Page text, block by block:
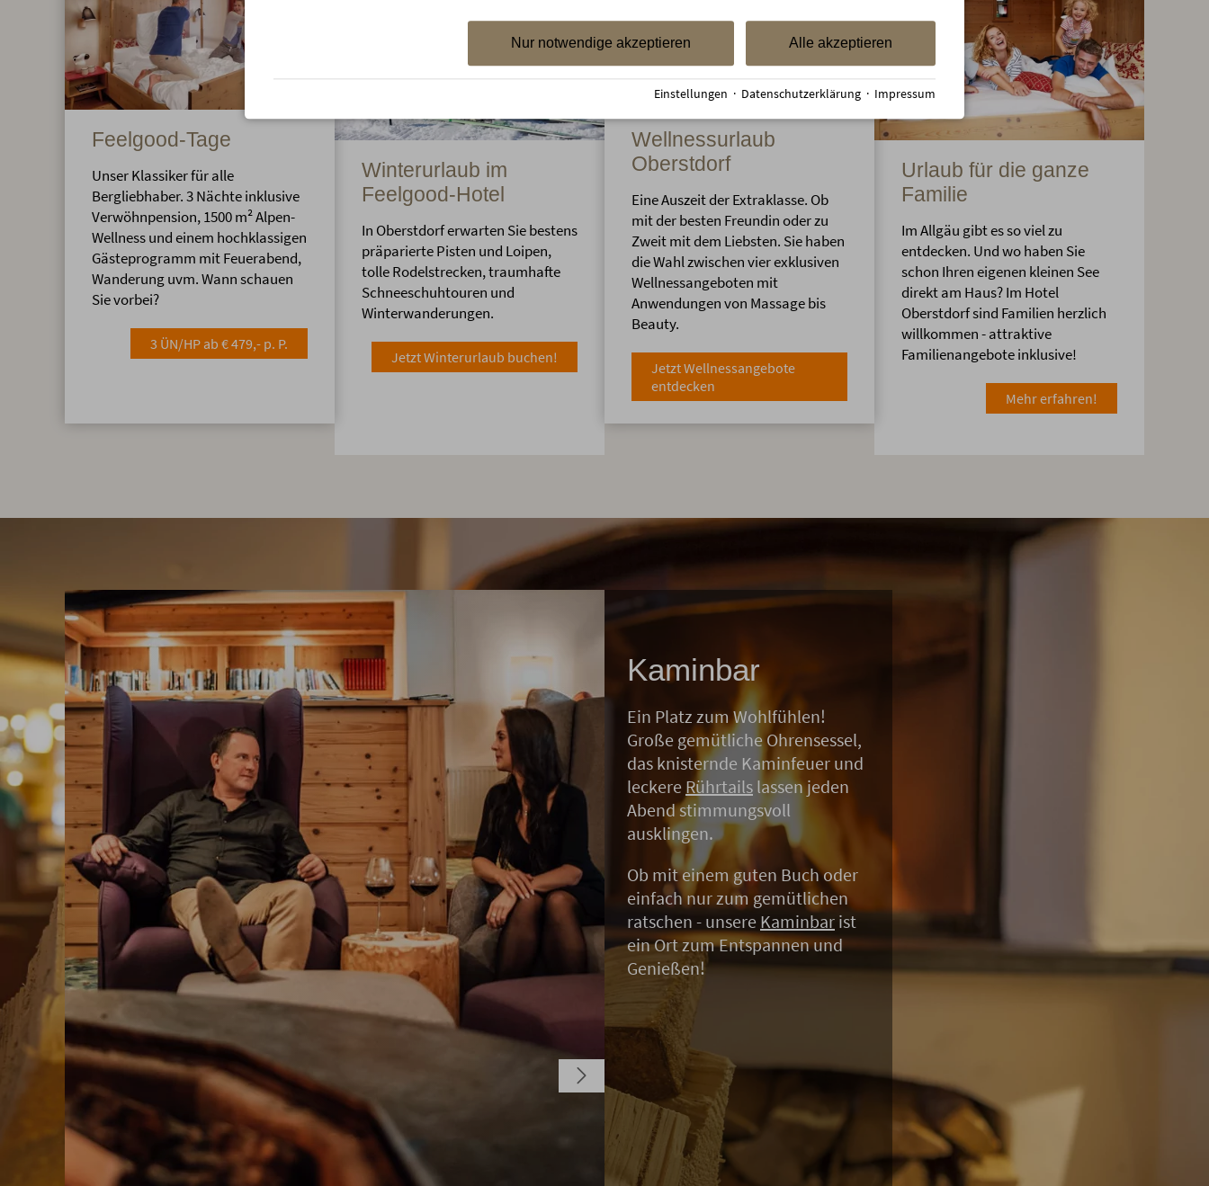
Feelgood-Tage
Unser Klassiker für alle
Bergliebhaber. 3 Nächte inklusive
Verwöhnpension, 1500 m² Alpen-
Wellness und einem hochklassigen
Gästeprogramm mit Feuerabend,
Wanderung uvm. Wann schauen
Sie vorbei?
3 ÜN/HP ab € 479,- p. P.
Winterurlaub im
Feelgood-Hotel
In Oberstdorf erwarten Sie bestens
präparierte Pisten und Loipen,
tolle Rodelstrecken, traumhafte
Schneeschuhtouren und
Winterwanderungen.
Jetzt Winterurlaub buchen!
Wellnessurlaub
Oberstdorf
Eine Auszeit der Extraklasse. Ob
mit der besten Freundin oder zu
Zweit mit dem Liebsten. Sie haben
die Wahl zwischen vier exklusiven
Wellnessangeboten mit
Anwendungen von Massage bis
Beauty.
Jetzt Wellnessangebote
entdecken
Urlaub für die ganze
Familie
Im Allgäu gibt es so viel zu
entdecken. Und wo haben Sie
schon Ihren eigenen kleinen See
direkt am Haus? Im Hotel
Oberstdorf sind Familien herzlich
willkommen - attraktive
Familienangebote inklusive!
Mehr erfahren!
Kaminbar
Ein Platz zum Wohlfühlen!
Große gemütliche Ohrensessel,
das knisternde Kaminfeuer und
leckere Rührtails lassen jeden
Abend stimmungsvoll
ausklingen.
Ob mit einem guten Buch oder
einfach nur zum gemütlichen
ratschen - unsere Kaminbar ist
ein Ort zum Entspannen und
Genießen!
Alle akzeptieren
Nur notwendige akzeptieren
Einstellungen · Datenschutzerklärung · Impressum